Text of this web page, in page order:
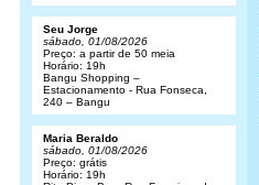
Seu Jorge
sábado, 01/08/2026
Preço: a partir de 50 meia
Horário: 19h
Bangu Shopping –
Estacionamento - Rua Fonseca,
240 – Bangu
Maria Beraldo
sábado, 01/08/2026
Preço: grátis
Horário: 19h